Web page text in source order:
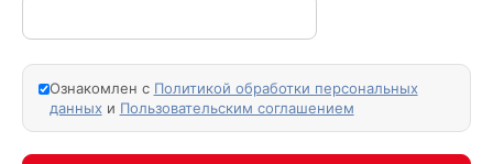
Ознакомлен с Политикой обработки персональных
данных и Пользовательским соглашением